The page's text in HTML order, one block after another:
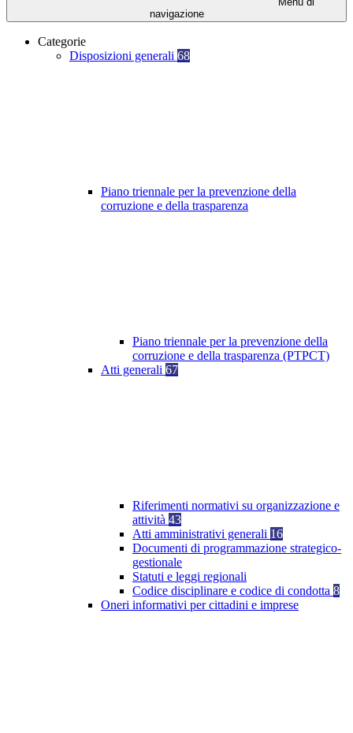
navigazione
Categorie
Disposizioni generali 68
Piano triennale per la prevenzione della
corruzione e della trasparenza
Piano triennale per la prevenzione della
corruzione e della trasparenza (PTPCT)
Atti generali 67
Riferimenti normativi su organizzazione e
attività 43
Atti amministrativi generali 16
Documenti di programmazione strategico-
gestionale
Statuti e leggi regionali
Codice disciplinare e codice di condotta 8
Oneri informativi per cittadini e imprese